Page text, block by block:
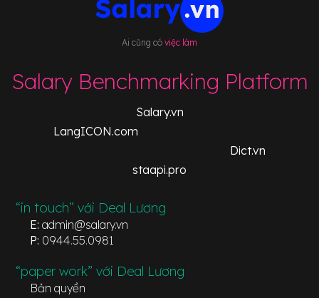
Ai cũng có việc làm
Salary Benchmarking Platform
Salary.vn
LangICON.com
Dict.vn
staapi.pro
“in touch” với Deal Lương
E: admin@salary.vn
P: 0944.55.0981
“paper work” với Deal Lương
Bản quyền